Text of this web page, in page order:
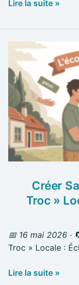
Lire la suite »
Créer
Troc »
📅 16 mai 2026 ·
Troc » Locale :
Créer
Sa
Petite
« Économie
Troc »
Locale
:
Échanger
au
d’Acheter
Lire la suite »